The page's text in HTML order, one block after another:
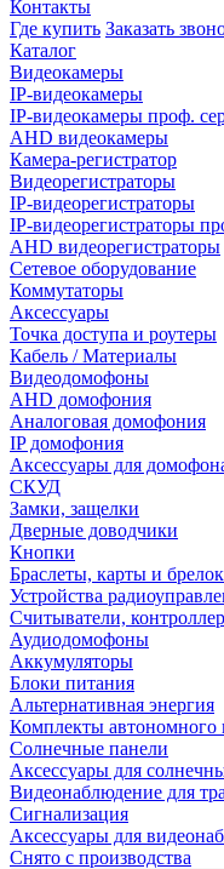
Контакты
Где купить Заказать
Каталог
Видеокамеры
IP-видеокамеры
IP-видеокамеры проф.
AHD видеокамеры
Камера-регистратор
Видеорегистраторы
IP-видеорегистраторы
IP-видеорегистраторы
AHD видеорегистраторы
Сетевое оборудование
Коммутаторы
Аксессуары
Точка доступа и роутеры
Кабель / Материалы
Видеодомофоны
AHD домофония
Аналоговая домофония
IP домофония
Аксессуары для
СКУД
Замки, защелки
Дверные доводчики
Кнопки
Браслеты, карты и
Устройства
Считыватели,
Аудиодомофоны
Аккумуляторы
Блоки питания
Альтернативная энергия
Комплекты автономного
Солнечные панели
Аксессуары для
Видеонаблюдение для
Сигнализация
Аксессуары для
Снято с производства